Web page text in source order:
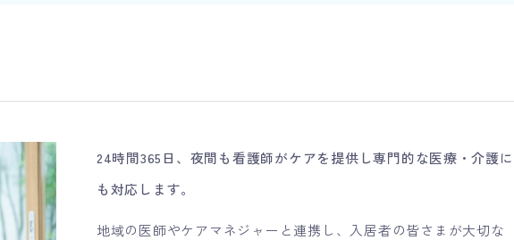
24時間365日、夜間も看護師がケアを提供し専門的な医療・介護に
も対応します。
地域の医師やケアマネジャーと連携し、入居者の皆さまが大切な